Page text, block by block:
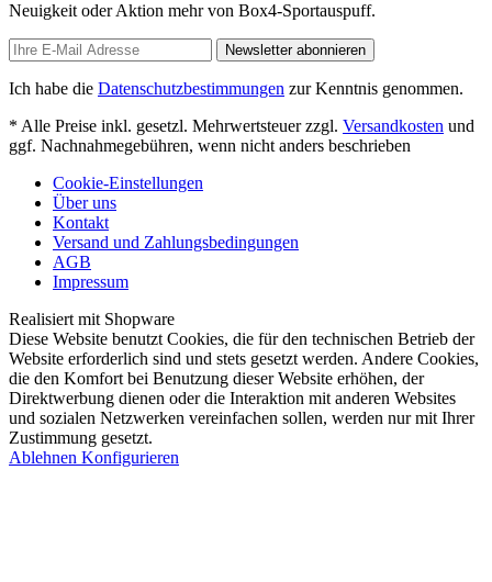
Neuigkeit oder Aktion mehr von Box4-Sportauspuff.
Newsletter abonnieren
Ich habe die Datenschutzbestimmungen zur Kenntnis genommen.
* Alle Preise inkl. gesetzl. Mehrwertsteuer zzgl. Versandkosten und
ggf. Nachnahmegebühren, wenn nicht anders beschrieben
Cookie-Einstellungen
Über uns
Kontakt
Versand und Zahlungsbedingungen
AGB
Impressum
Realisiert mit Shopware
Diese Website benutzt Cookies, die für den technischen Betrieb der
Website erforderlich sind und stets gesetzt werden. Andere Cookies,
die den Komfort bei Benutzung dieser Website erhöhen, der
Direktwerbung dienen oder die Interaktion mit anderen Websites
und sozialen Netzwerken vereinfachen sollen, werden nur mit Ihrer
Zustimmung gesetzt.
Ablehnen Konfigurieren